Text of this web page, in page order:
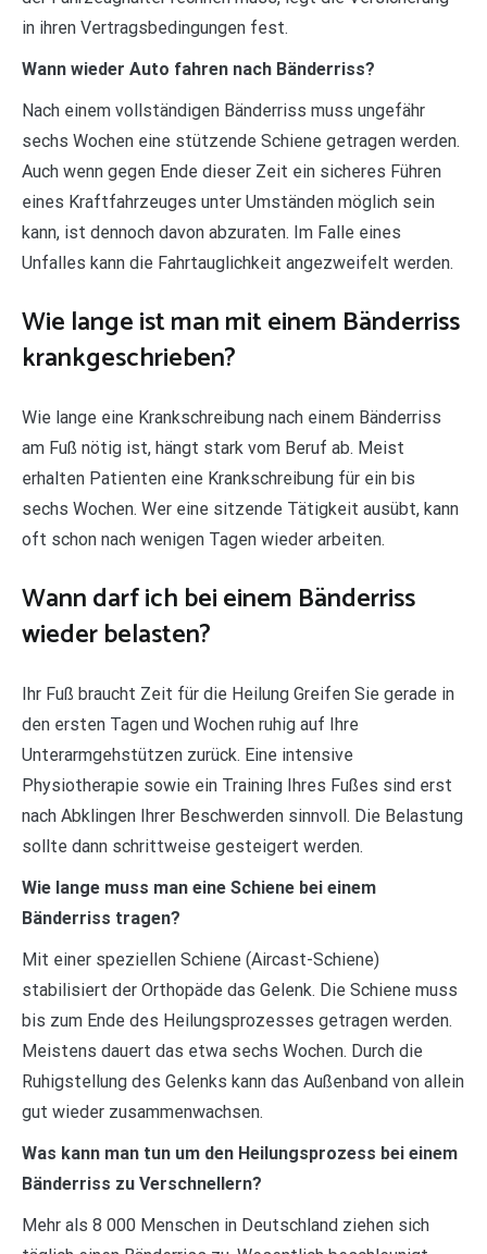
in ihren Vertragsbedingungen fest.
Wann wieder Auto fahren nach Bänderriss?
Nach einem vollständigen Bänderriss muss ungefähr
sechs Wochen eine stützende Schiene getragen werden.
Auch wenn gegen Ende dieser Zeit ein sicheres Führen
eines Kraftfahrzeuges unter Umständen möglich sein
kann, ist dennoch davon abzuraten. Im Falle eines
Unfalles kann die Fahrtauglichkeit angezweifelt werden.
Wie lange ist man mit einem Bänderriss
krankgeschrieben?
Wie lange eine Krankschreibung nach einem Bänderriss
am Fuß nötig ist, hängt stark vom Beruf ab. Meist
erhalten Patienten eine Krankschreibung für ein bis
sechs Wochen. Wer eine sitzende Tätigkeit ausübt, kann
oft schon nach wenigen Tagen wieder arbeiten.
Wann darf ich bei einem Bänderriss
wieder belasten?
Ihr Fuß braucht Zeit für die Heilung Greifen Sie gerade in
den ersten Tagen und Wochen ruhig auf Ihre
Unterarmgehstützen zurück. Eine intensive
Physiotherapie sowie ein Training Ihres Fußes sind erst
nach Abklingen Ihrer Beschwerden sinnvoll. Die Belastung
sollte dann schrittweise gesteigert werden.
Wie lange muss man eine Schiene bei einem
Bänderriss tragen?
Mit einer speziellen Schiene (Aircast-Schiene)
stabilisiert der Orthopäde das Gelenk. Die Schiene muss
bis zum Ende des Heilungsprozesses getragen werden.
Meistens dauert das etwa sechs Wochen. Durch die
Ruhigstellung des Gelenks kann das Außenband von allein
gut wieder zusammenwachsen.
Was kann man tun um den Heilungsprozess bei einem
Bänderriss zu Verschnellern?
Mehr als 8 000 Menschen in Deutschland ziehen sich